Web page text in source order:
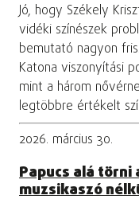
Jó, hogy Székely
vidéki színészek
bemutató nagyon
Katona viszonyítási
mint a három
legtöbbre értékelt
2026. március 30.
Papucs alá
muzsikaszó